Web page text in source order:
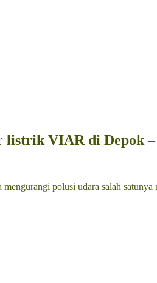
listrik VIAR di Depok
polusi udara salah